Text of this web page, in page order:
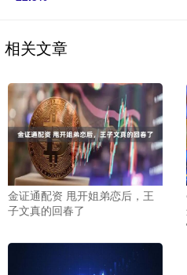
相关文章
金证通配资 甩开姐弟恋后，王
子文真的回春了